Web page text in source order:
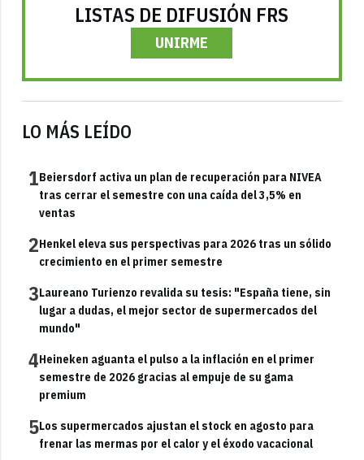
LISTAS DE DIFUSIÓN FRS
UNIRME
LO MÁS LEÍDO
1Beiersdorf activa un plan de recuperación para NIVEA
tras cerrar el semestre con una caída del 3,5% en
ventas
2Henkel eleva sus perspectivas para 2026 tras un sólido
crecimiento en el primer semestre
3Laureano Turienzo revalida su tesis: "España tiene, sin
lugar a dudas, el mejor sector de supermercados del
mundo"
4Heineken aguanta el pulso a la inflación en el primer
semestre de 2026 gracias al empuje de su gama
premium
5Los supermercados ajustan el stock en agosto para
frenar las mermas por el calor y el éxodo vacacional